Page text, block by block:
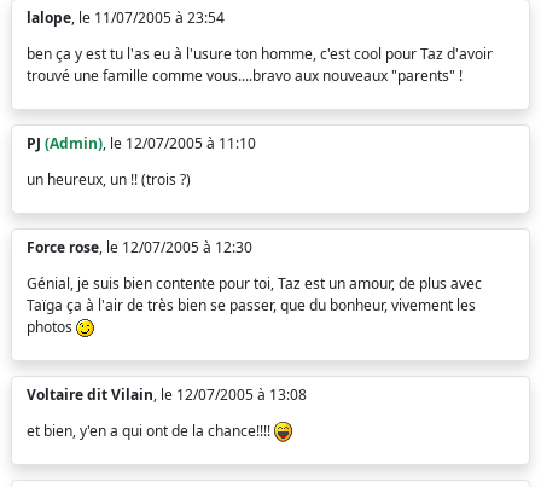
lalope, le 11/07/2005 à 23:54
ben ça y est tu l'as eu à l'usure ton homme, c'est cool pour Taz d'avoir
trouvé une famille comme vous....bravo aux nouveaux "parents" !
PJ (Admin), le 12/07/2005 à 11:10
un heureux, un !! (trois ?)
Force rose, le 12/07/2005 à 12:30
Génial, je suis bien contente pour toi, Taz est un amour, de plus avec
Taïga ça à l'air de très bien se passer, que du bonheur, vivement les
photos
Voltaire dit Vilain, le 12/07/2005 à 13:08
et bien, y'en a qui ont de la chance!!!!